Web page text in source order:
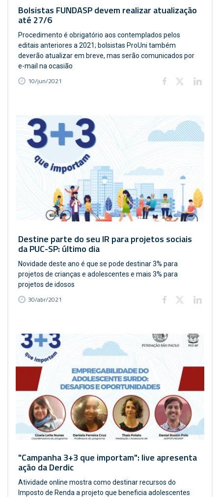
Bolsistas FUNDASP devem realizar atualização
até 27/6
Procedimento é obrigatório aos contemplados pelos
editais anteriores a 2021; bolsistas ProUni também
deverão atualizar em breve, mas serão comunicados por
e-mail na ocasião
10/jun/2021
Destine parte do seu IR para projetos sociais
da PUC-SP: último dia
Novidade deste ano é que se pode destinar 3% para
projetos de crianças e adolescentes e mais 3% para
projetos de idosos
30/abr/2021
"Campanha 3+3 que importam": live apresenta
ação da Derdic
Atividade online mostra como destinar recursos do
Imposto de Renda a projeto que beneficia adolescentes